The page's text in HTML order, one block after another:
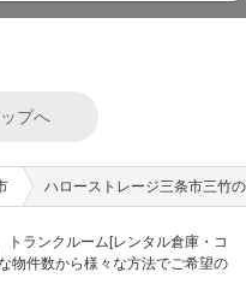
プへ
ハローストレージ三条市三竹
ランクルーム[レンタル倉庫・コ
物件数から様々な方法でご希望の